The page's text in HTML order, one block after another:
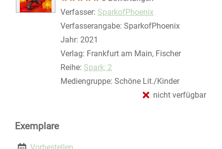
Verfasser: Suche nach diesem Verfasser
SparkofPhoenix
Verfasserangabe: SparkofPhoenix
Jahr: 2021
Verlag: Frankfurt am Main, Fischer
Reihe: Spark; 2
Mediengruppe: Schöne Lit./Kinder
nicht verfügbar
Exemplare